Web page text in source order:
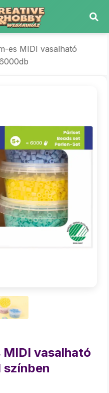
es MIDI vasalható
vasalható